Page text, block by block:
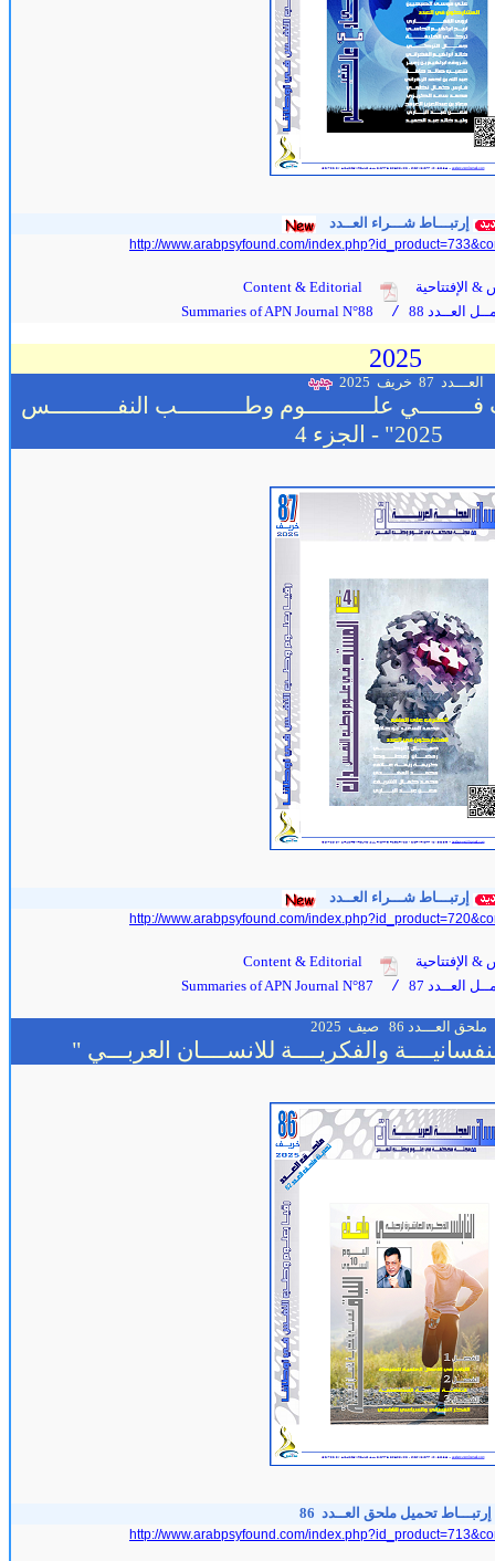
إرتبـــاط شـــراء العــدد
http://www.arabpsyfound.com/
Content & Editorial
& الإفتتاحية
Summaries of APN Journal N°88 / العــدد 88
2025
العـــدد 87 خريف 2025
علــــــــــوم وطــــــــــب النفــــــــــس
2025"
- الجزء 4
إرتبـــاط شـــراء العــدد
http://www.arabpsyfound.com/
Content & Editorial
& الإفتتاحية
Summaries of APN Journal N°87 / العــدد 87
ملحق العـــدد 86 صيف 2025
والفكريــــة للانســــان العربـــي "
إرتبـــاط تحميل ملحق العــدد 86
http://www.arabpsyfound.com/